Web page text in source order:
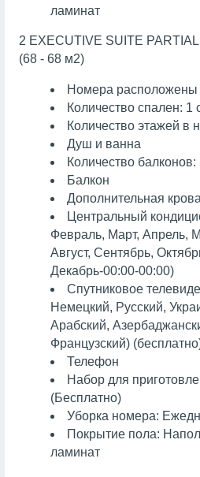
ламинат
2 EXECUTIVE SUITE
(68 - 68 м2)
Номера расположены
Количество спален: 1
Количество этажей в
Душ и ванна
Количество балконов:
Балкон
Дополнительная
Центральный
Февраль, Март, Апрель,
Август, Сентябрь,
Декабрь-00:00-00:00)
Спутниковое
Немецкий, Русский,
Арабский,
Французский)
Телефон
Набор для
(Бесплатно)
Уборка номера:
Покрытие пола:
ламинат